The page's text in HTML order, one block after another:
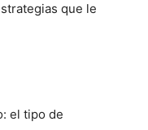
que le
el tipo de